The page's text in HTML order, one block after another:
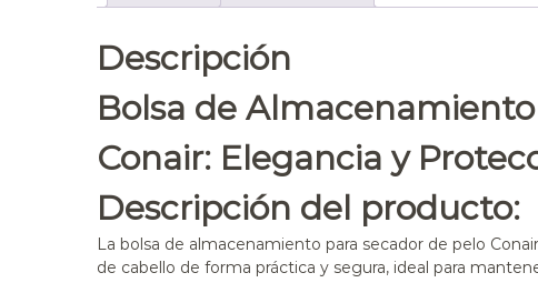
Descripción
Bolsa de
Conair: Elegancia y
Descripción del producto:
La bolsa de almacenamiento para secador de pelo
de cabello de forma práctica y segura, ideal para